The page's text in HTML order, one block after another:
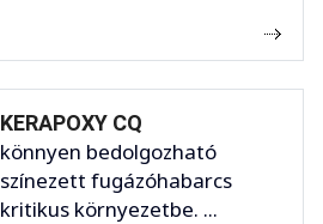
KERAPOXY CQ
könnyen bedolgozható
színezett fugázóhabarcs
kritikus környezetbe. ...